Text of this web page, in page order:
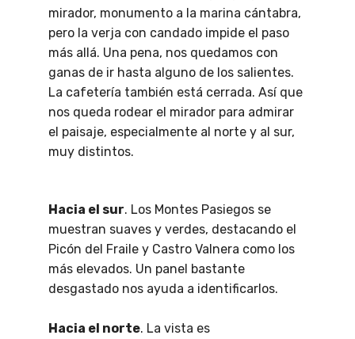
mirador, monumento a la marina cántabra,
pero la verja con candado impide el paso
más allá. Una pena, nos quedamos con
ganas de ir hasta alguno de los salientes.
La cafetería también está cerrada. Así que
nos queda rodear el mirador para admirar
el paisaje, especialmente al norte y al sur,
muy distintos.
Hacia el sur. Los Montes Pasiegos se
muestran suaves y verdes, destacando el
Picón del Fraile y Castro Valnera como los
más elevados. Un panel bastante
desgastado nos ayuda a identificarlos.
Hacia el norte. La vista es